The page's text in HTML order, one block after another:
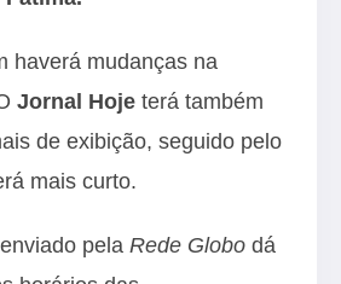
haverá mudanças na
Jornal Hoje terá também
de exibição, seguido pelo
mais curto.
pela Rede Globo dá